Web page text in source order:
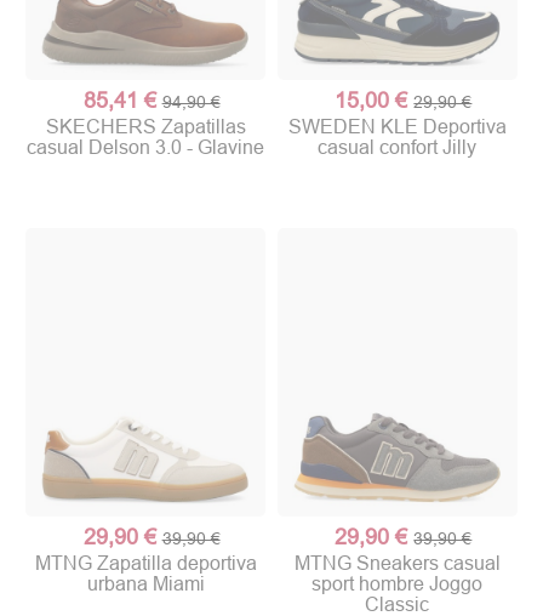
85,41 € 94,90 €
SKECHERS Zapatillas
casual Delson 3.0 - Glavine
15,00 € 29,90 €
SWEDEN KLE Deportiva
casual confort Jilly
29,90 € 39,90 €
MTNG Zapatilla deportiva
urbana Miami
29,90 € 39,90 €
MTNG Sneakers casual
sport hombre Joggo
Classic